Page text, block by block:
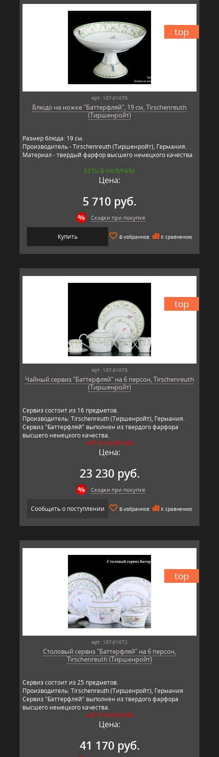
top
Арт: 107-01070
Блюдо на ножке "Баттерфляй", 19 см, Tirschenreuth
(Тиршенройт)
Размер блюда: 19 см.
Производитель - Tirschenreuth (Тиршенройт), Германия.
Материал - твердый фарфор высшего немецкого качества.
ЕСТЬ В НАЛИЧИИ
Цена:
5 710 руб.
Скидки при покупке
Купить В избранное К сравнению
top
Арт: 107-01073
Чайный сервиз "Баттерфляй" на 6 персон, Tirschenreuth
(Тиршенройт)
Сервиз состоит из 16 предметов.
Производитель: Tirschenreuth (Тиршенройт), Германия.
Сервиз "Баттерфляй" выполнен из твердого фарфора
высшего немецкого качества.
НЕТ В НАЛИЧИИ
Цена:
23 230 руб.
Скидки при покупке
Сообщить о поступлении В избранное К сравнению
top
Арт: 107-01072
Столовый сервиз "Баттерфляй" на 6 персон,
Tirschenreuth (Тиршенройт)
Сервиз состоит из 25 предметов.
Производитель: Tirschenreuth (Тиршенройт), Германия.
Сервиз "Баттерфляй" выполнен из твердого фарфора
высшего немецкого качества.
НЕТ В НАЛИЧИИ
Цена:
41 170 руб.